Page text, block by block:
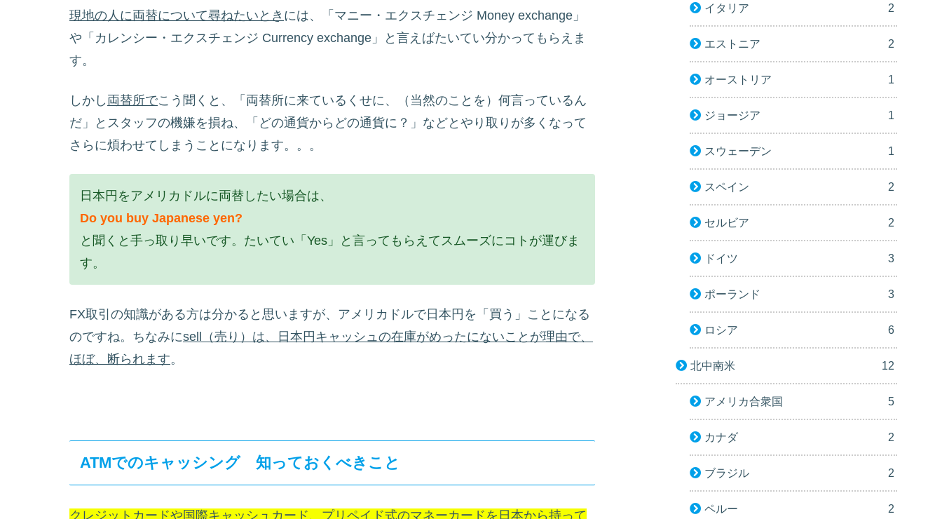
現地の人に両替について尋ねたいとき には、「マニー・エクスチェンジ Money exchange」
や「カレンシー・エクスチェンジ Currency exchange」と言えばたいてい分かってもらえま
す。
しかし 両替所でこう聞くと、「両替所に来ているくせに、（当然のことを）何言っているん
だ」とスタッフの機嫌を損ね、「どの通貨からどの通貨に？」などとやり取りが多くなって
さらに煩わせてしまうことになります。。。
日本円をアメリカドルに両替したい場合は、
Do you buy Japanese yen?
と聞くと手っ取り早いです。たいてい「Yes」と言ってもらえてスムーズにコトが運びま
す。
FX取引の知識がある方は分かると思いますが、アメリカドルで日本円を「買う」ことになる
のですね。ちなみにsell（売り）は、日本円キャッシュの在庫がめったにないことが理由で、
ほぼ、断られます。
ATMでのキャッシング 知っておくべきこと
クレジットカードや国際キャッシュカード、プリペイド式のマネーカードを日本から持って
イタリア 2
エストニア 2
オーストリア 1
ジョージア 1
スウェーデン 1
スペイン 2
セルビア 2
ドイツ 3
ポーランド 3
ロシア 6
北中南米 12
アメリカ合衆国 5
カナダ 2
ブラジル 2
ペルー 2